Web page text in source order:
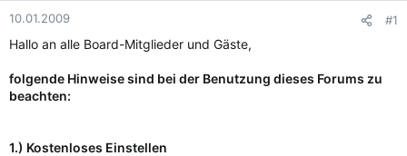
10.01.2009 #1
Hallo an alle Board-Mitglieder und Gäste,
folgende Hinweise sind bei der Benutzung dieses Forums zu
beachten:
1.) Kostenloses Einstellen